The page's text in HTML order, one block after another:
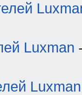
Luxman
Luxman